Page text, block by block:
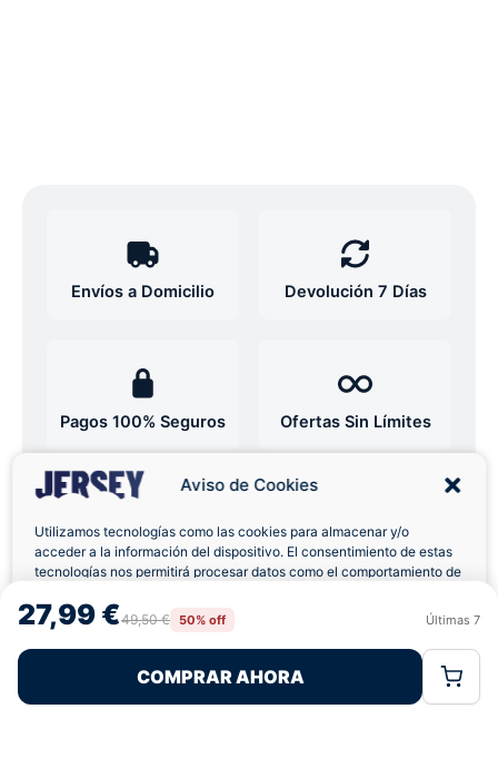
Aviso de Cookies
Utilizamos tecnologías como las cookies para almacenar y/o
acceder a la información del dispositivo. El consentimiento de estas
tecnologías nos permitirá procesar datos como el comportamiento de
retirar el consentimiento, puede afectar negativamente a ciertas
características y funciones.
Rechazar
Política de CookiesPolítica de Privacidad
27,99 €49,50 € 50% off Últimas 7
COMPRAR AHORA
Envíos a Domicilio Devolución 7 Días
Pagos 100% Seguros Ofertas Sin Límites
verificadas
¿Tienes dudas con la talla o el envío?